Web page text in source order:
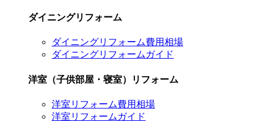
ダイニングリフォーム
ダイニングリフォーム費用相場
ダイニングリフォームガイド
洋室（子供部屋・寝室）リフォーム
洋室リフォーム費用相場
洋室リフォームガイド